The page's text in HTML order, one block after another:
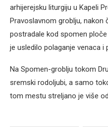
arhijerejsku liturgiju u Kapeli
Pravoslavnom groblju, nakon
postradale kod spomen
je usledilo polaganje venaca i
Na Spomen-groblju tokom
sremski rodoljubi, a samo
tom mestu streljano je više